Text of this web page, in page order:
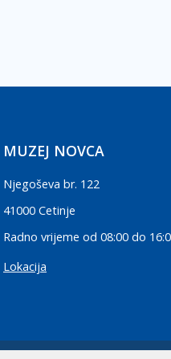
MUZEJ NOVCA
Njegoševa br. 122
41000 Cetinje
Radno vrijeme od 08:00 do
Lokacija